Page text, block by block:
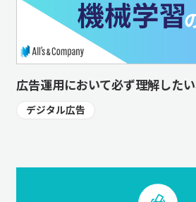
広告運用において必ず理解した
デジタル広告